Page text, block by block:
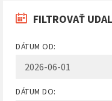
FILTROVAŤ
DÁTUM OD:
DÁTUM DO: